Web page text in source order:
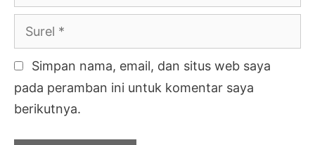
Surel
Simpan nama, email, dan situs web saya
pada peramban ini untuk komentar saya
berikutnya.